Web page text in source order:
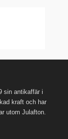
sin antikaffär i
kraft och har
utom Julafton.